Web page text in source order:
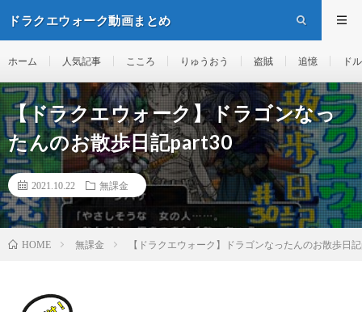
ドラクエウォーク動画まとめ
ホーム 人気記事 こころ りゅうおう 盗賊 追憶 ド
【ドラクエウォーク】ドラゴンなっ
たんのお散歩日記part30
2021.10.22 無課金
HOME 無課金 【ドラクエウォーク】ドラゴンなったんのお散歩日